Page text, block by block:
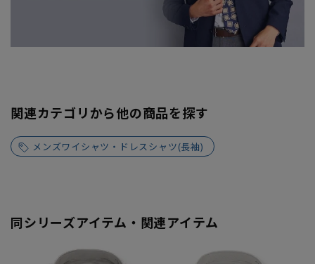
関連カテゴリから他の商品を探す
メンズワイシャツ・ドレスシャツ(長袖)
同シリーズアイテム・関連アイテム